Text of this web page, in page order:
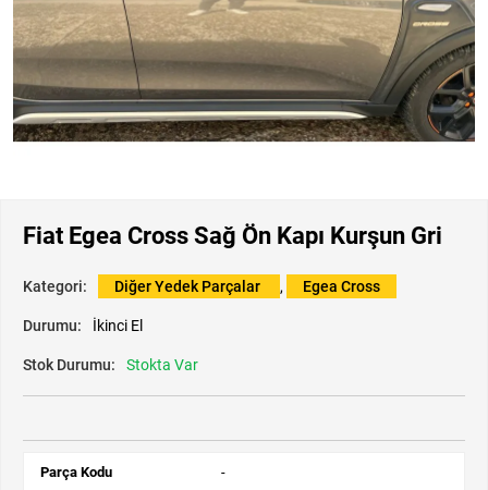
Fiat Egea Cross Sağ Ön Kapı Kurşun Gri
Kategori: Diğer Yedek Parçalar , Egea Cross
Durumu: İkinci El
Stok Durumu: Stokta Var
Parça Kodu -